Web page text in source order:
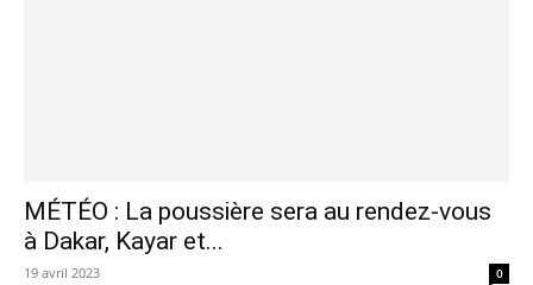
MÉTÉO : La poussière sera au rendez-vous
à Dakar, Kayar et...
19 avril 2023 0